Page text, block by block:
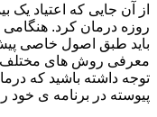
از آن جایی که اعتیاد
روزه درمان کرد.
باید طبق اصول خاصی پیش
معرفی روش های مختلف
توجه داشته باشید که
پیوسته در برنامه ی خود